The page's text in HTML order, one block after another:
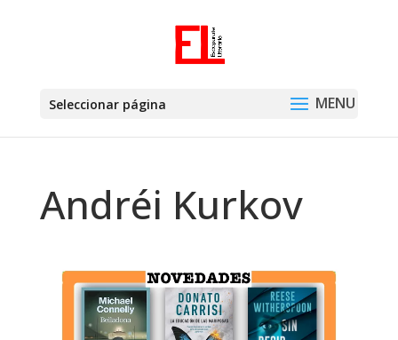
Seleccionar página
Andréi Kurkov